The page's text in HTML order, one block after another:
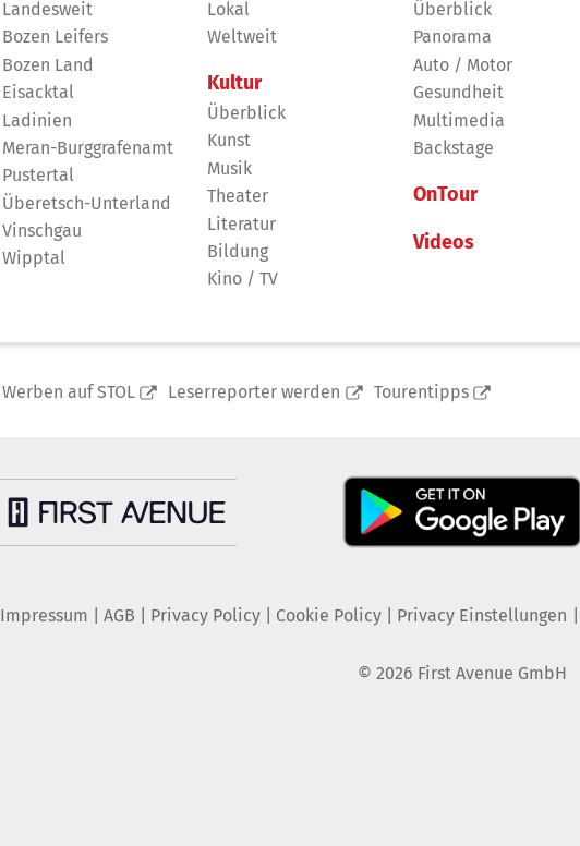
Landesweit
Bozen Leifers
Bozen Land
Eisacktal
Ladinien
Meran-Burggrafenamt
Pustertal
Überetsch-Unterland
Vinschgau
Wipptal
Lokal
Weltweit
Kultur
Überblick
Kunst
Musik
Theater
Literatur
Bildung
Kino / TV
Überblick
Panorama
Auto / Motor
Gesundheit
Multimedia
Backstage
OnTour
Videos
Werben auf STOL Leserreporter werden Tourentipps
Impressum AGB Privacy Policy| Cookie Policy| Privacy Einstellungen
© 2026 First Avenue GmbH